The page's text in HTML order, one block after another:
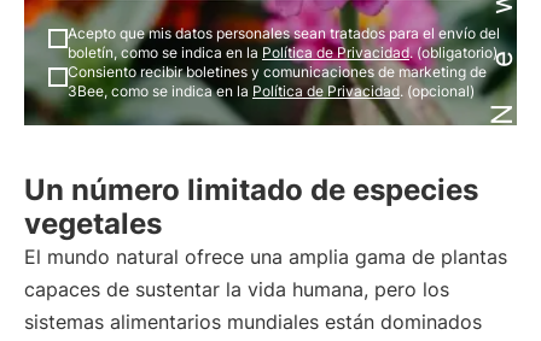
Acepto que mis datos personales sean tratados para el envío del
boletín, como se indica en la Política de Privacidad. (obligatorio)
Consiento recibir boletines y comunicaciones de marketing de
3Bee, como se indica en la Política de Privacidad. (opcional)
Un número limitado de especies
vegetales
El mundo natural ofrece una amplia gama de plantas
capaces de sustentar la vida humana, pero los
sistemas alimentarios mundiales están dominados